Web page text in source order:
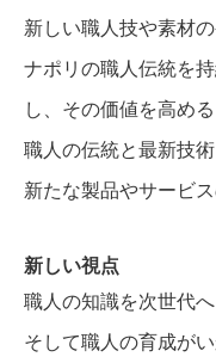
新しい職人技や素材の
ナポリの職人伝統を
し、その価値を高める
職人の伝統と最新技術
新たな製品やサービス
新しい視点
職人の知識を次世代へ
そして職人の育成が